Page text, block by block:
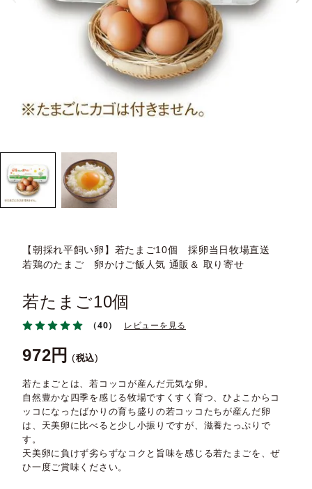
【朝採れ平飼い卵】若たまご10個 採卵当日牧場直送
若鶏のたまご 卵かけご飯人気 通販＆ 取り寄せ
若たまご10個
（40） レビューを見る
972 税込
若たまごとは、若コッコが産んだ元気な卵。
自然豊かな四季を感じる牧場ですくすく育つ、ひよこからコ
ッコになったばかりの育ち盛りの若コッコたちが産んだ卵
は、天美卵に比べると少し小振りですが、滋養たっぷりで
す。
天美卵に負けず劣らずなコクと旨味を感じる若たまごを、ぜ
ひ一度ご賞味ください。